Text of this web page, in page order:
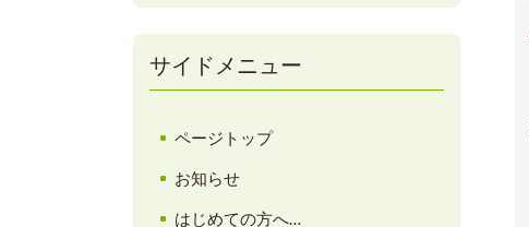
サイドメニュー
ページトップ
お知らせ
はじめての方へ…